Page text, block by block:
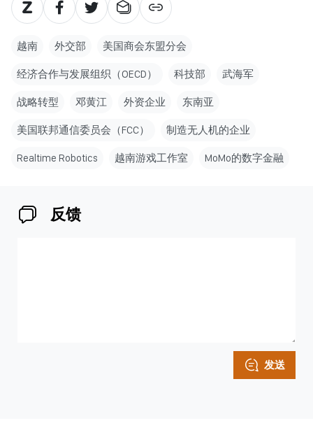
越南 外交部 美国商会东盟分会
经济合作与发展组织（OECD） 科技部 武海军
战略转型 邓黄江 外资企业 东南亚
美国联邦通信委员会（FCC） 制造无人机的企业
Realtime Robotics 越南游戏工作室 MoMo的数字金融
反馈
发送